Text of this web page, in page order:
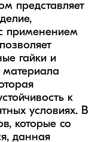
представляет
применением
гайки и
материала
к
условиях. В
которые со
данная